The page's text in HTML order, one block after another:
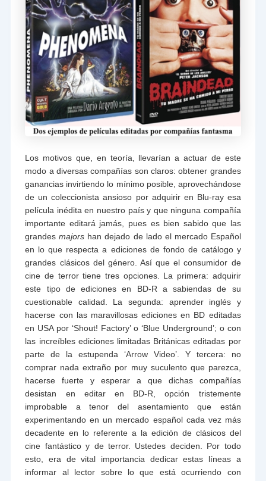
Los motivos que, en teoría, llevarían a actuar de este
modo a diversas compañías son claros: obtener grandes
ganancias invirtiendo lo mínimo posible, aprovechándose
de un coleccionista ansioso por adquirir en Blu-ray esa
película inédita en nuestro país y que ninguna compañía
importante editará jamás, pues es bien sabido que las
grandesmajors han dejado de lado el mercado Español
en lo que respecta a ediciones de fondo de catálogo y
grandes clásicos del género. Así que el consumidor de
cine de terror tiene tres opciones. La primera: adquirir
este tipo de ediciones en BD-R a sabiendas de su
cuestionable calidad. La segunda: aprender inglés y
hacerse con las maravillosas ediciones en BD editadas
en USA por ‘Shout! Factory’ o ‘Blue Underground’; o con
las increíbles ediciones limitadas Británicas editadas por
parte de la estupenda ‘Arrow Video’. Y tercera: no
comprar nada extraño por muy suculento que parezca,
hacerse fuerte y esperar a que dichas compañías
desistan en editar en BD-R, opción tristemente
improbable a tenor del asentamiento que están
experimentando en un mercado español cada vez más
decadente en lo referente a la edición de clásicos del
cine fantástico y de terror. Ustedes deciden. Por todo
esto, era de vital importancia dedicar estas líneas a
informar al lector sobre lo que está ocurriendo con